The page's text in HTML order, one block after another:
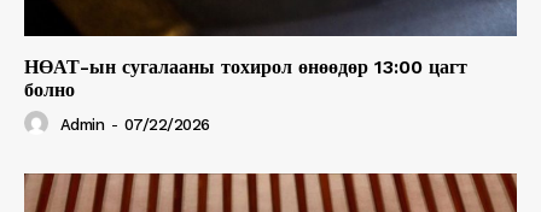
НӨАТ-ын сугалааны тохирол өнөөдөр 13:00 цагт
болно
Admin - 07/22/2026